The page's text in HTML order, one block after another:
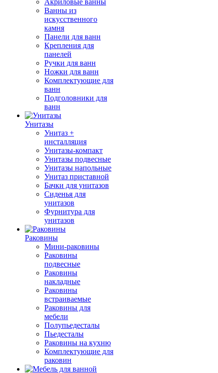
Акриловые ванны
Ванны из
искусственного
камня
Панели для ванн
Крепления для
панелей
Ручки для ванн
Ножки для ванн
Комплектующие для
ванн
Подголовники для
ванн
Унитазы
Унитаз +
инсталляция
Унитазы-компакт
Унитазы подвесные
Унитазы напольные
Унитаз приставной
Бачки для унитазов
Сиденья для
унитазов
Фурнитура для
унитазов
Раковины
Мини-раковины
Раковины
подвесные
Раковины
накладные
Раковины
встраиваемые
Раковины для
мебели
Полупьедесталы
Пьедесталы
Раковины на кухню
Комплектующие для
раковин